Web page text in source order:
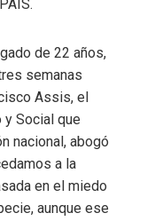
de 22 años,
semanas
Assis, el
Social que
nacional, abogó
a la
en el miedo
aunque ese